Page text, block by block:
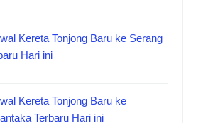
Kereta Tonjong Baru ke Serang
Hari ini
Kereta Tonjong Baru ke
Terbaru Hari ini